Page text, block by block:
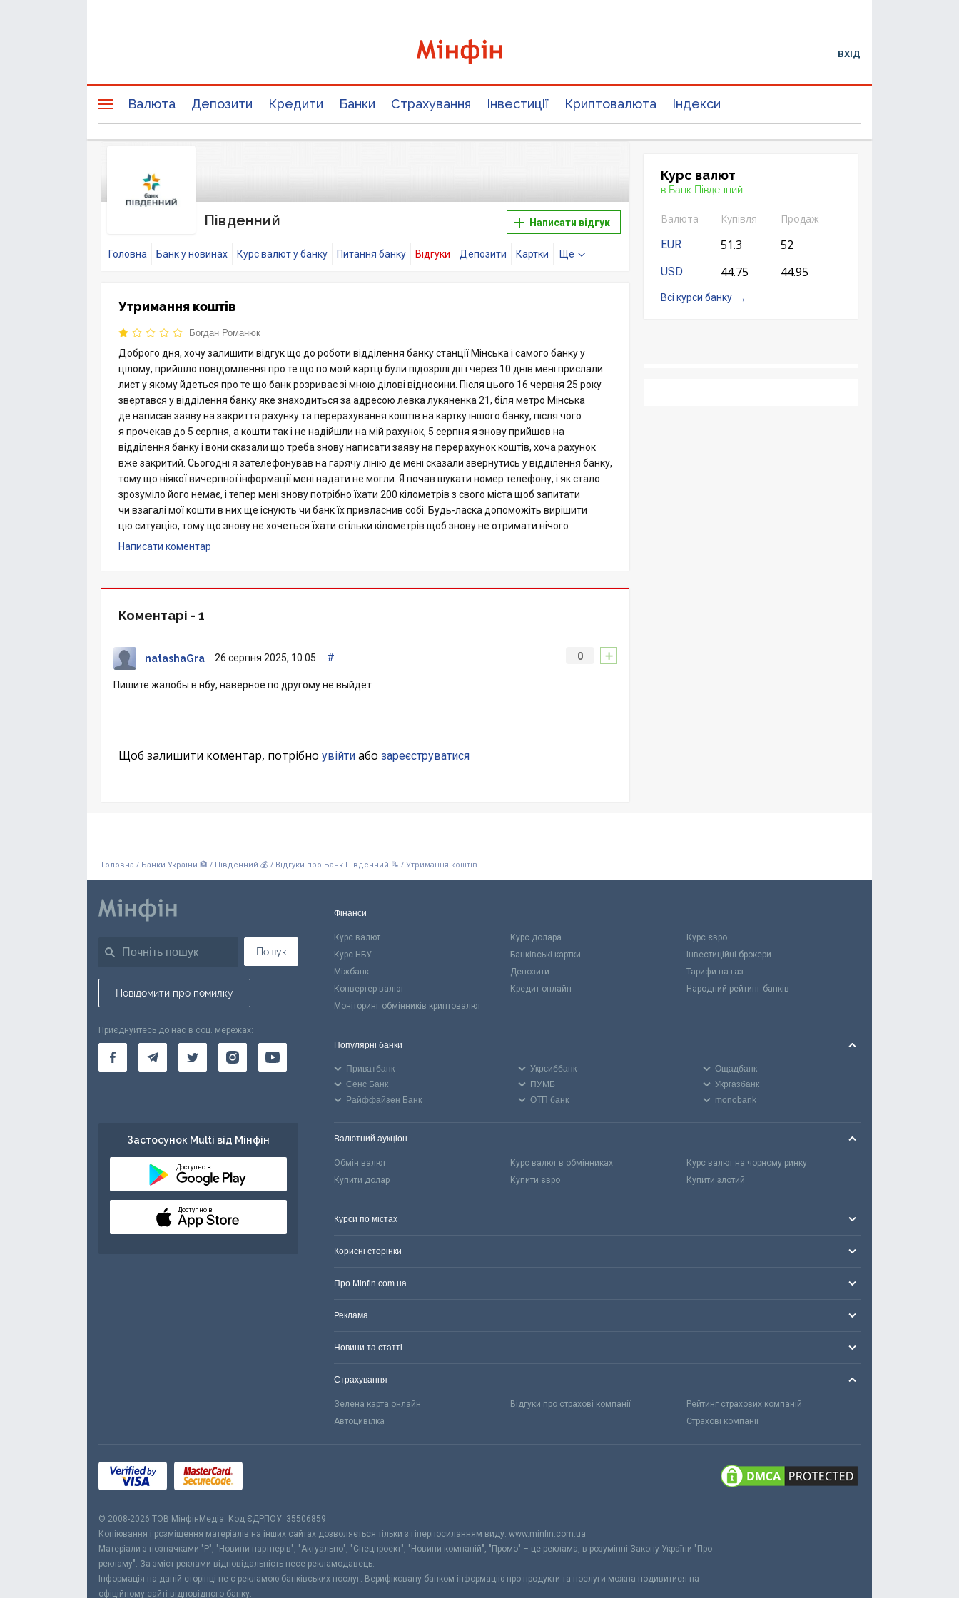
ВХІД
Валюта Депозити Кредити Банки Страхування Інвестиції Криптовалюта Індекси
Південний Написати відгук
Головна Банк у новинах Курс валют у банку Питання банку Відгуки Депозити Картки Ще
Утримання коштів
Богдан Романюк
Доброго дня, хочу залишити відгук що до роботи відділення банку станції Мінська і самого банку у
цілому, прийшло повідомлення про те що по моїй картці були підозрілі дії і через 10 днів мені прислали
лист у якому йдеться про те що банк розриває зі мною ділові відносини. Після цього 16 червня 25 року
звертався у відділення банку яке знаходиться за адресою левка лукяненка 21, біля метро Мінська
де написав заяву на закриття рахунку та перерахування коштів на картку іншого банку, після чого
я прочекав до 5 серпня, а кошти так і не надійшли на мій рахунок, 5 серпня я знову прийшов на
відділення банку і вони сказали що треба знову написати заяву на перерахунок коштів, хоча рахунок
вже закритий. Сьогодні я зателефонував на гарячу лінію де мені сказали звернутись у відділення банку,
тому що ніякої вичерпної інформації мені надати не могли. Я почав шукати номер телефону, і як стало
зрозуміло його немає, і тепер мені знову потрібно їхати 200 кілометрів з свого міста щоб запитати
чи взагалі мої кошти в них ще існують чи банк їх привласнив собі. Будь-ласка допоможіть вирішити
цю ситуацію, тому що знову не хочеться їхати стільки кілометрів щоб знову не отримати нічого
Написати коментар
Коментарі - 1
+
0
natashaGra 26 серпня 2025, 10:05 #
Пишите жалобы в нбу, наверное по другому не выйдет
Щоб залишити коментар, потрібно увійти або зареєструватися
Курс валют
в Банк Південний
Валюта Купівля
Продаж
EUR
51.3 52
USD 44.75 44.95
Всі курси банку
Головна / Банки України 🏦 / Південний 💰 / Відгуки про Банк Південний 📝 / Утримання коштів
Пошук
Повідомити про помилку
Приєднуйтесь до нас в соц. мережах:
Застосунок Multi від Мінфін
Доступно в
Доступно в
Фінанси
Курс валют Курс долара
Курс євро
Курс НБУ
Банківські картки
Інвестиційні брокери
Міжбанк
Депозити
Тарифи на газ
Конвертер валют
Кредит онлайн
Народний рейтинг банків
Моніторинг обмінників криптовалют
Популярні банки
Приватбанк Укрсиббанк
Ощадбанк
Сенс Банк
ПУМБ
Укргазбанк
Райффайзен Банк
ОТП банк monobank
Валютний аукціон
Обмін валют Курс валют в обмінниках
Курс валют на чорному ринку
Купити долар
Купити євро Купити злотий
Курси по містах
Корисні сторінки
Про Minfin.com.ua
Реклама
Новини та статті
Страхування
Зелена карта онлайн Відгуки про страхові компанії
Рейтинг страхових компаній
Автоцивілка
Страхові компанії
© 2008-2026 ТОВ МiнфiнМедiа. Код ЄДРПОУ: 35506859
Копіювання і розміщення матеріалів на інших сайтах дозволяється тільки з гіперпосиланням виду: www.minfin.com.ua
Матеріали з позначками "Р", "Новини партнерів", "Актуально", "Спецпроект", "Новини компаній", "Промо" – це реклама, в розумінні Закону України "Про
рекламу". За зміст реклами відповідальність несе рекламодавець.
Інформація на даній сторінці не є рекламою банківських послуг. Верифіковану банком інформацію про продукти та послуги можна подивитися на
офіційному сайті відповідного банку.